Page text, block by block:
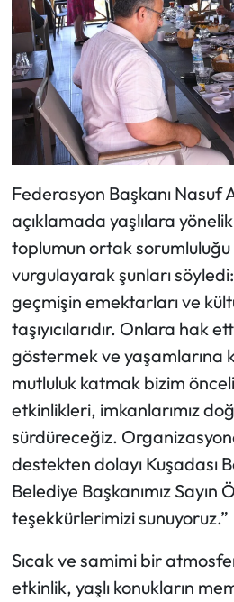
Federasyon Başkanı Nasuf
açıklamada yaşlılara
toplumun ortak
vurgulayarak şunları söyledi:
geçmişin emektarları ve
taşıyıcılarıdır. Onlara hak
göstermek ve yaşamlarına
mutluluk katmak bizim
etkinlikleri, imkanlarımız
sürdüreceğiz.
destekten dolayı Kuşadası
Belediye Başkanımız Sayın
teşekkürlerimizi sunuyoruz.”
Sıcak ve samimi bir
etkinlik, yaşlı konukların